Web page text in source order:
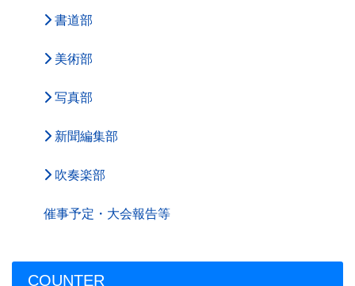
書道部
美術部
写真部
新聞編集部
吹奏楽部
催事予定・大会報告等
COUNTER